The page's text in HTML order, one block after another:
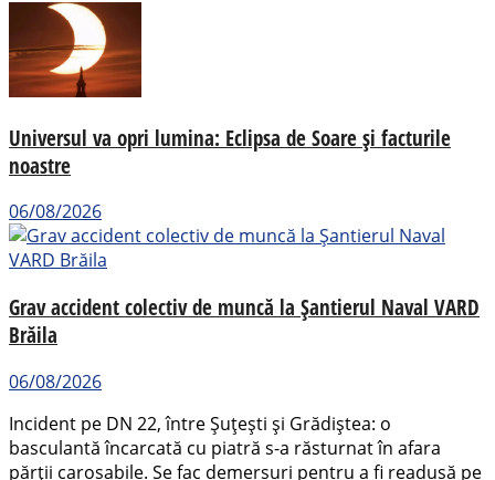
Universul va opri lumina: Eclipsa de Soare și facturile
noastre
06/08/2026
Grav accident colectiv de muncă la Șantierul Naval VARD
Brăila
06/08/2026
Incident pe DN 22, între Șuțești și Grădiștea: o
basculantă încarcată cu piatră s-a răsturnat în afara
părții carosabile. Se fac demersuri pentru a fi readusă pe